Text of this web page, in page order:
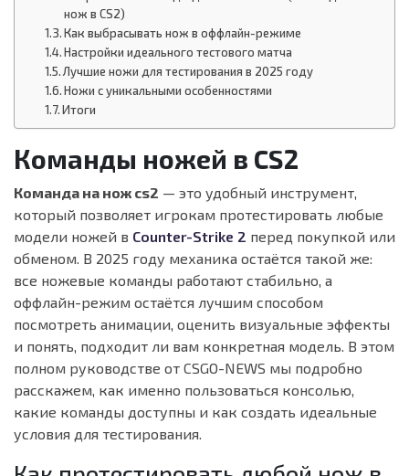
нож в CS2)
Как выбрасывать нож в оффлайн-режиме
Настройки идеального тестового матча
Лучшие ножи для тестирования в 2025 году
Ножи с уникальными особенностями
Итоги
Команды ножей в CS2
Команда на нож cs2 — это удобный инструмент,
который позволяет игрокам протестировать любые
модели ножей в Counter-Strike 2 перед покупкой или
обменом. В 2025 году механика остаётся такой же:
все ножевые команды работают стабильно, а
оффлайн-режим остаётся лучшим способом
посмотреть анимации, оценить визуальные эффекты
и понять, подходит ли вам конкретная модель. В этом
полном руководстве от CSGO-NEWS мы подробно
расскажем, как именно пользоваться консолью,
какие команды доступны и как создать идеальные
условия для тестирования.